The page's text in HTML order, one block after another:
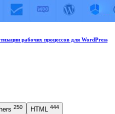
рабочих процессов для WordPress
250 HTML 444